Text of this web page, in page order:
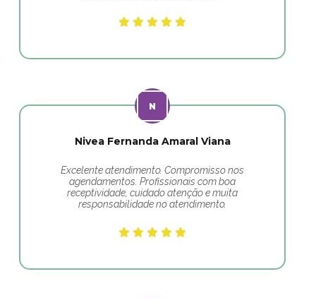
Nivea Fernanda Amaral Viana
Excelente atendimento. Compromisso nos
agendamentos. Profissionais com boa
receptividade, cuidado atenção e muita
responsabilidade no atendimento.